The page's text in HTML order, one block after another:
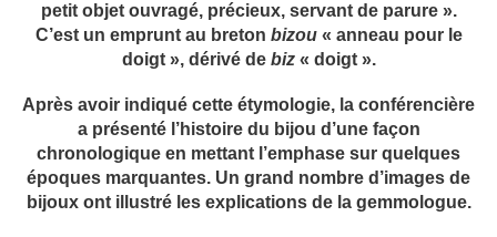
petit objet ouvragé, précieux, servant de parure ».
C’est un emprunt au breton bizou « anneau pour le
doigt », dérivé de biz « doigt ».
Après avoir indiqué cette étymologie, la conférencière
a présenté l’histoire du bijou d’une façon
chronologique en mettant l’emphase sur quelques
époques marquantes. Un grand nombre d’images de
bijoux ont illustré les explications de la gemmologue.